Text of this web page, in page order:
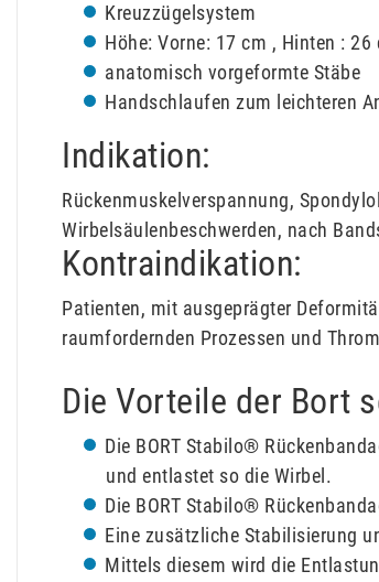
Kreuzzügelsystem
Höhe: Vorne: 17 cm , Hinten : 26
anatomisch vorgeformte Stäbe
Handschlaufen zum leichteren
Indikation:
Rückenmuskelverspannung,
Wirbelsäulenbeschwerden, nach
Kontraindikation:
Patienten, mit ausgeprägter
raumfordernden Prozessen und
Die Vorteile der Bort
Die BORT Stabilo®
und entlastet so die Wirbel.
Die BORT Stabilo®
Eine zusätzliche Stabilisierung
Mittels diesem wird die